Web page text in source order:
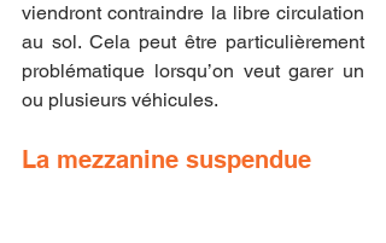
viendront contraindre la libre circulation
au sol. Cela peut être particulièrement
problématique lorsqu’on veut garer un
ou plusieurs véhicules.
La mezzanine suspendue